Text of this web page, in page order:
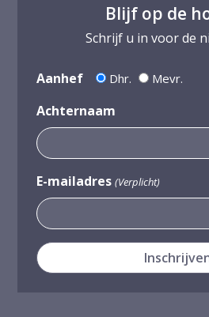
Blijf op de
Schrijf u in voor de
Aanhef Dhr. Mevr.
Achternaam
E-mailadres (Verplicht)